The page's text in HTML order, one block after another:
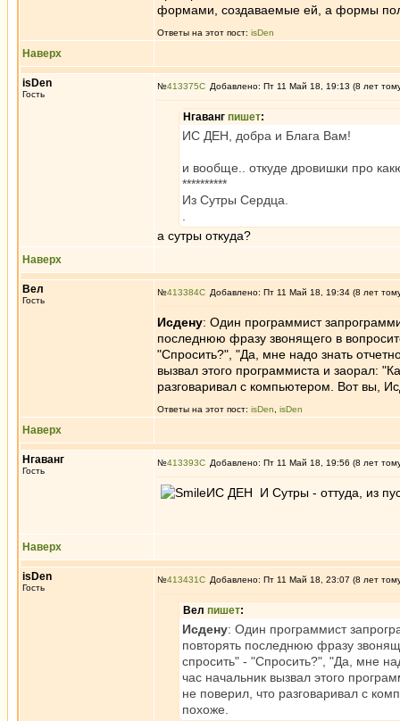
формами, создаваемые ей, а формы
Ответы на этот пост: isDen
Наверх
isDen
Гость
№413375 Добавлено: Пт 11 Май 18, 19:13 (8 лет
Нгаванг пишет:
ИС ДЕН, добра и Блага Вам!
и вообще.. откуде дровишки про
**********
Из Сутры Сердца.
а сутры откуда?
Наверх
Вел
Гость
№413384 Добавлено: Пт 11 Май 18, 19:34 (8 лет
Исдену: Один программист
последнюю фразу звонящего в
"Спросить?", "Да, мне надо знать
вызвал этого программиста и заорал:
разговаривал с компьютером. Вот вы,
Ответы на этот пост: isDen isDen
Наверх
Нгаванг
Гость
№413393 Добавлено: Пт 11 Май 18, 19:56 (8 лет
ИС ДЕН И Сутры - оттуда, из
Наверх
isDen
Гость
№413431 Добавлено: Пт 11 Май 18, 23:07 (8 лет
Вел пишет:
Исдену: Один программист
повторять последнюю фразу
спросить" - "Спросить?", "Да, мне
час начальник вызвал этого
не поверил, что разговаривал с
похоже.